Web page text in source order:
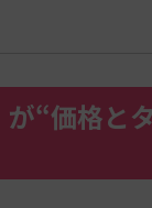
が“価格